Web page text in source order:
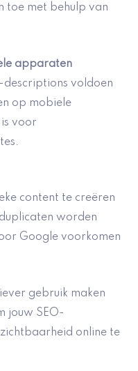
toe met behulp van
apparaten
voldoen
op mobiele
voor
content te creëren
worden
Google voorkomen
gebruik maken
jouw SEO-
online te